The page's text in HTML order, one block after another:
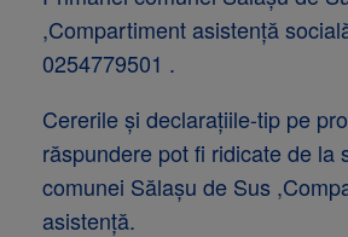
,Compartiment asistență
0254779501 .
Cererile și declarațiile-tip pe
răspundere pot fi ridicate de la
comunei Sălașu de Sus
asistență.